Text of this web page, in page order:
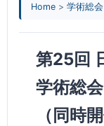
Home > 学術総会
第25回
学術総会
（同時